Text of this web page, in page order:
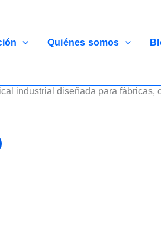
Quiénes somos
industrial diseñada para fábricas,